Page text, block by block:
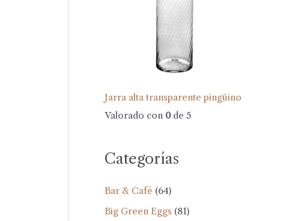
Jarra alta transparente pingüino
Valorado con 0de 5
Categorías
Bar & Café (64)
Big Green Eggs (81)